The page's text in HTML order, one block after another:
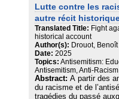
Lutte contre les
autre récit
Translated Title: Fight
historical account
Author(s): Drouot, Benoît
Date: 2025
Topics: Antisemitism:
Antisemitism, Anti-Racism
Abstract: À partir des
du racisme et de
tragédies du passé